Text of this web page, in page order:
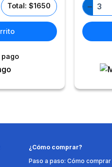
Total: $1650
pago
−
¿Cómo comprar?
Paso a paso: Cómo comprar